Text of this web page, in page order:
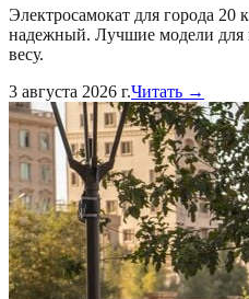
Электросамокат для города 20
надежный. Лучшие модели для
весу.
3 августа 2026 г.Читать →